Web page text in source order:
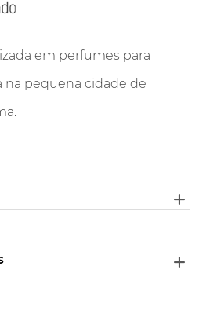
em perfumes para
pequena cidade de